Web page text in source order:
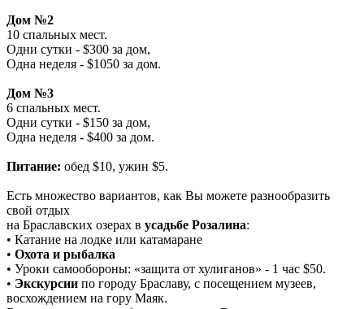
Дом №2
10 спальных мест.
Одни сутки - $300 за дом,
Одна неделя - $1050 за дом.
Дом №3
6 спальных мест.
Одни сутки - $150 за дом,
Одна неделя - $400 за дом.
Питание: обед $10, ужин $5.
Есть множество вариантов, как Вы можете разнообразить
свой отдых
на Браславских озерах в усадьбе Розалина:
• Катание на лодке или катамаране
• Охота и рыбалка
• Уроки самообороны: «защита от хулиганов» - 1 час $50.
• Экскурсии по городу Браславу, с посещением музеев,
восхождением на гору Маяк.